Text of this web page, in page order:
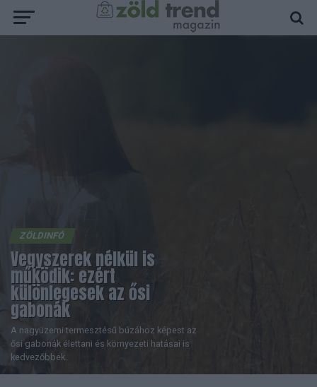
ZÖLDINFÓ
Vegyszerek nélkül is
működik: ezért
különlegesek az ősi
gabonák
A nagyüzemi termesztésű búzához képest az
ősi gabonák élettani és környezeti hatásai is
kedvezőbbek.